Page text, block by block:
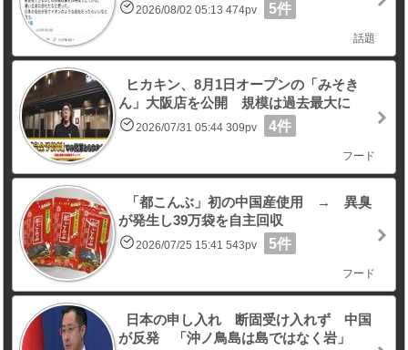
2026/08/02 05:13 474pv 5件
話題
ヒカキン、8月1日オープンの「みそき
ん」大阪店を公開 規模は過去最大に
2026/07/31 05:44 309pv 4件
フード
「都こんぶ」初の中国産使用 → 異臭
が発生し39万袋を自主回収
2026/07/25 15:41 543pv 5件
フード
日本の申し入れ 断固受け入れず 中国
が反発 「沖ノ鳥島は島ではなく岩」